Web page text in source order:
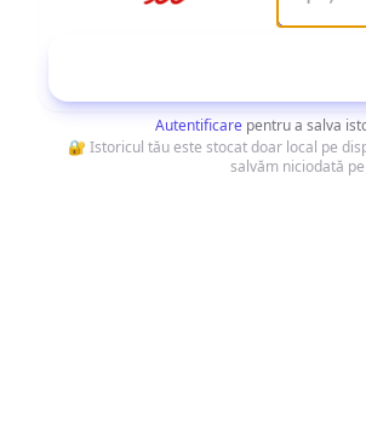
Autentificare pentru a salva
🔐 Istoricul tău este stocat doar local pe
salvăm niciodată